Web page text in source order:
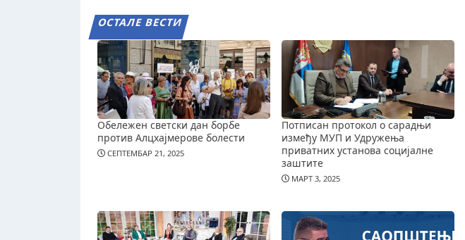
ОСТАЛЕ ВЕСТИ
Обележен светски дан борбе
против Алцхајмерове болести
СЕПТЕМБАР 21, 2025
Потписан протокол о сарадњи
између МУП и Удружења
приватних установа социјалне
заштите
МАРТ 3, 2025